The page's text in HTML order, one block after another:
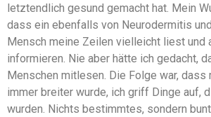
letztendlich gesund gemacht hat. Mein
dass ein ebenfalls von Neurodermitis
Mensch meine Zeilen vielleicht liest und
informieren. Nie aber hätte ich gedacht,
Menschen mitlesen. Die Folge war, dass
immer breiter wurde, ich griff Dinge auf,
wurden. Nichts bestimmtes, sondern